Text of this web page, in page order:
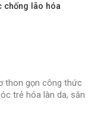
chống lão hóa
thon gọn công thức
trẻ hóa làn da, săn